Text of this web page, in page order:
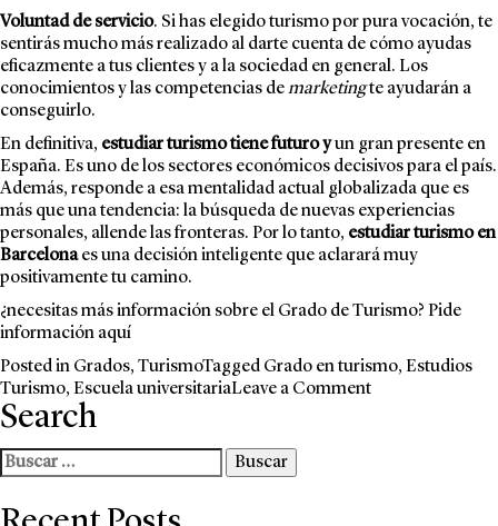
Voluntad de servicio. Si has elegido turismo por pura vocación, te
sentirás mucho más realizado al darte cuenta de cómo ayudas
eficazmente a tus clientes y a la sociedad en general. Los
conocimientos y las competencias demarketingte ayudarán a
conseguirlo.
En definitiva, estudiar turismo tiene futuro yun gran presente en
España. Es uno de los sectores económicos decisivos para el país.
Además, responde a esa mentalidad actual globalizada que es
más que una tendencia: la búsqueda de nuevas experiencias
personales, allende las fronteras. Por lo tanto, estudiar turismo en
Barcelonaes una decisión inteligente que aclarará muy
positivamente tu camino.
¿necesitas más información sobre el Grado de Turismo? Pide
información aquí
Posted in Grados, TurismoTagged Grado en turismo, Estudios
Turismo, Escuela universitariaLeave a Commenton
Search
Buscar: